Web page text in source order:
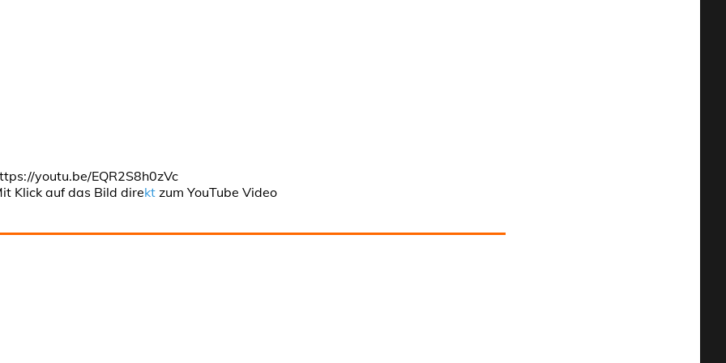
youtu.be/EQR2S8h0zVc
Klick auf das Bild direkt zum YouTube Video